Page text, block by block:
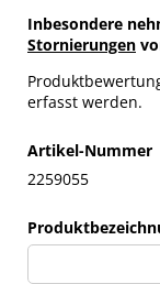
Inbesondere
Stornierungen
erfasst werden.
Artikel-Nummer
2259055